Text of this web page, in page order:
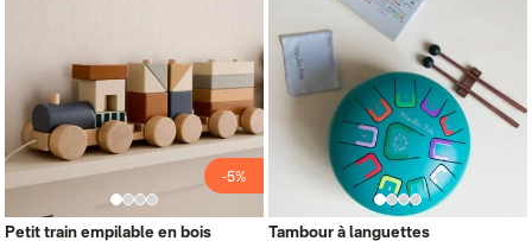
-5%
Petit train empilable en bois Tambour à languettes